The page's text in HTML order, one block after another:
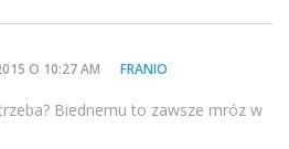
O 10:27 AM FRANIO
Biednemu to zawsze mróz w